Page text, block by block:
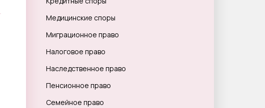
Медицинские споры
Миграционное право
Налоговое право
Наследственное право
Пенсионное право
Семейное право